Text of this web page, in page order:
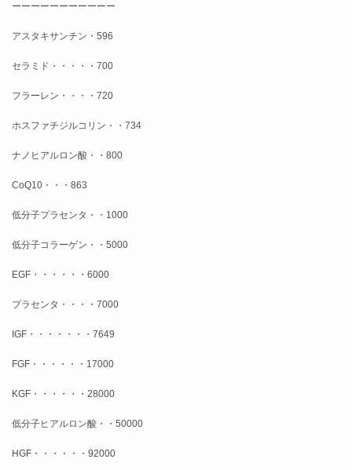
ーーーーーーーーーーー
アスタキサンチン・596
セラミド・・・・・700
フラーレン・・・・720
ホスファチジルコリン・・734
ナノヒアルロン酸・・800
CoQ10・・・863
低分子プラセンタ・・1000
低分子コラーゲン・・5000
EGF・・・・・・6000
プラセンタ・・・・7000
IGF・・・・・・・7649
FGF・・・・・・17000
KGF・・・・・・28000
低分子ヒアルロン酸・・50000
HGF・・・・・・92000